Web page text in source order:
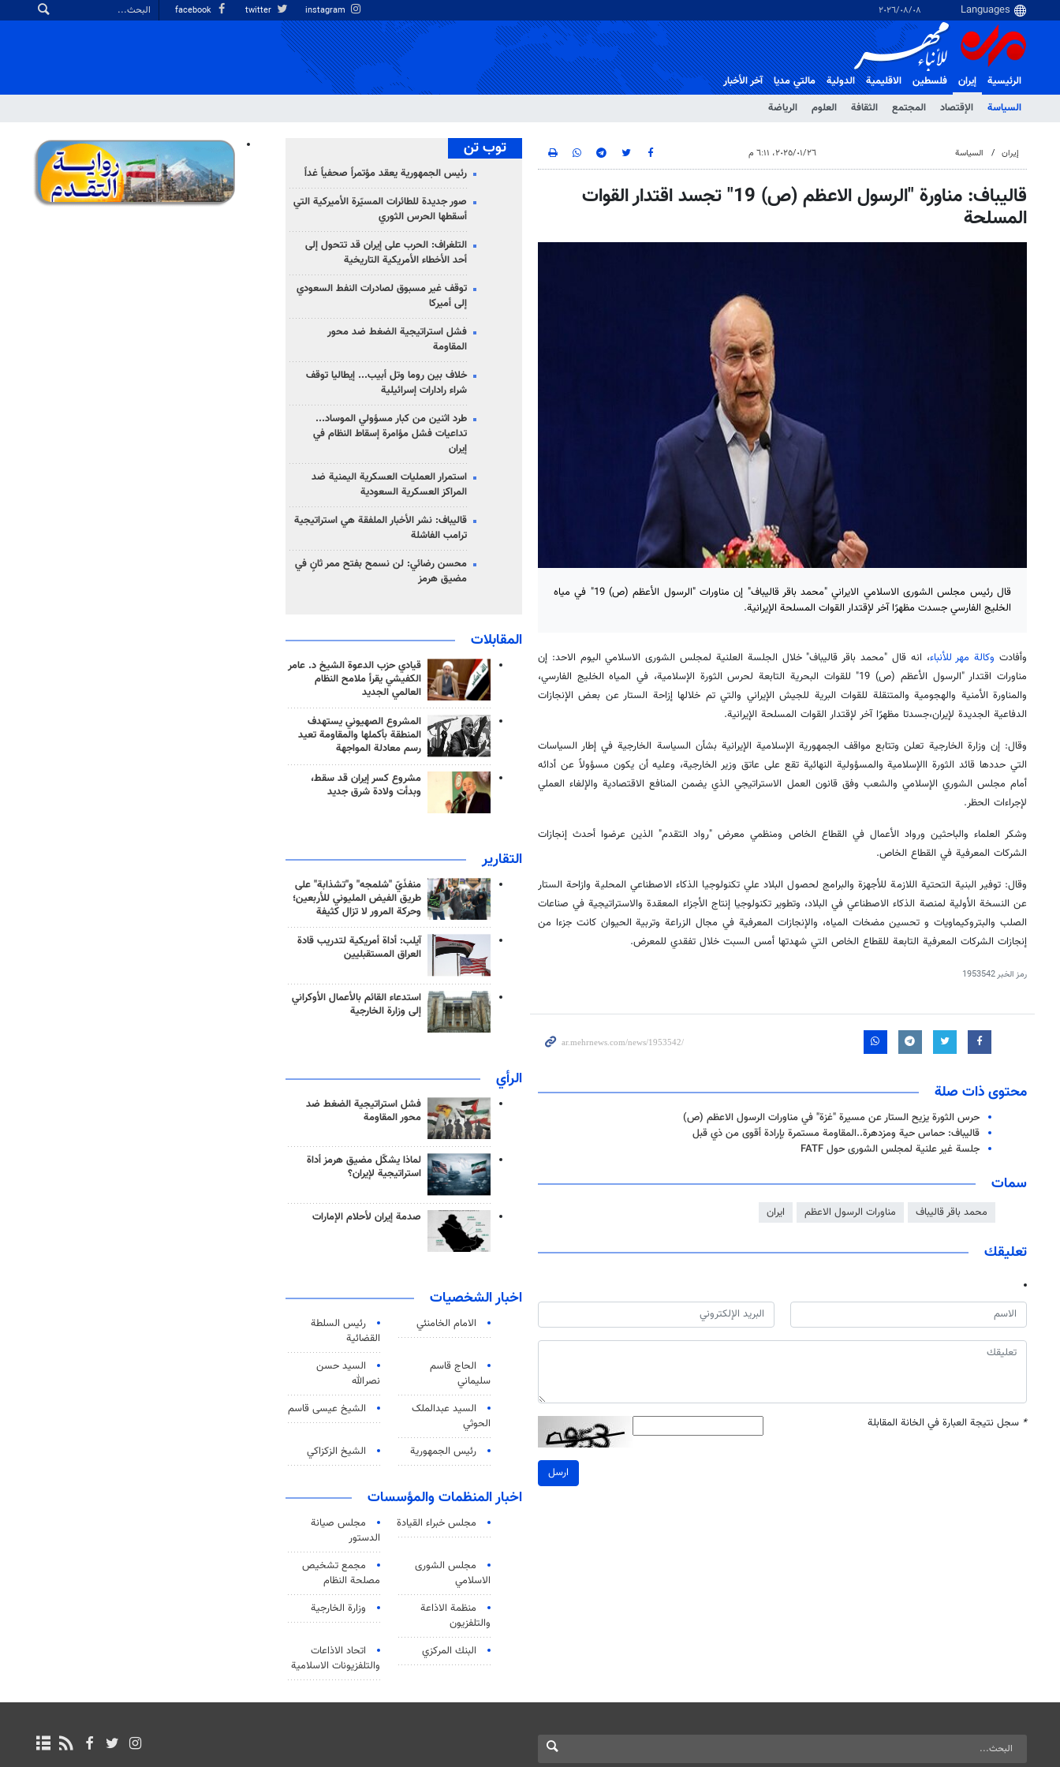
٠٨‏/٠٨‏/٢٠٢٦
الرئيسية
إيران
السياسة
الإقتصاد المجتمع الثقافة العلوم الرياضة
فلسطین الاقلیمیة الدولية مالتي مدیا آخر الأخبار
إيران السياسة ٢٦‏/٠١‏/٢٠٢٥، ٦:١١ م
قاليباف: مناورة "الرسول الاعظم (ص) 19" تجسد اقتدار القوات
المسلحة
قال رئيس مجلس الشورى الاسلامي الايراني "محمد باقر قاليباف" إن مناورات "الرسول الأعظم (ص) 19" في مياه
الخليج الفارسي جسدت مظهرًا آخر لإقتدار القوات المسلحة الإيرانية.
وأفادت وكالة مهر للأنباء، انه قال "محمد باقر قاليباف" خلال الجلسة العلنية لمجلس الشورى الاسلامي اليوم الاحد: إن
مناورات اقتدار "الرسول الأعظم (ص) 19" للقوات البحرية التابعة لحرس الثورة الإسلامية، في المياه الخليج الفارسي،
والمناورة الأمنية والهجومية والمتنقلة للقوات البرية للجيش الإيراني والتي تم خلالها إزاحة الستار عن بعض الإنجازات
الدفاعية الجديدة لإيران،جسدتا مظهرًا آخر لإقتدار القوات المسلحة الإيرانية.
وقال: إن وزارة الخارجية تعلن وتتابع مواقف الجمهورية الإسلامية الإيرانية بشأن السياسة الخارجية في إطار السياسات
التي حددها قائد الثورة االإسلامية والمسؤولية النهائية تقع على عاتق وزير الخارجية، وعليه أن يكون مسؤولاً عن أدائه
أمام مجلس الشوري الإسلامي والشعب وفق قانون العمل الاستراتيجي الذي يضمن المنافع الاقتصادية والإلغاء العملي
لإجراءات الحظر.
وشكر العلماء والباحثين ورواد الأعمال في القطاع الخاص ومنظمي معرض "رواد التقدم" الذين عرضوا أحدث إنجازات
الشركات المعرفية في القطاع الخاص.
وقال: توفير البنية التحتية اللازمة للأجهزة والبرامج لحصول البلاد علي تكنولوجيا الذكاء الاصطناعي المحلية وازاحة الستار
عن النسخة الأولية لمنصة الذكاء الاصطناعي في البلاد، وتطوير تكنولوجيا إنتاج الأجزاء المعقدة والاستراتيجية في صناعات
الصلب والبتروكيماويات و تحسين مضخات المياه، والإنجازات المعرفية في مجال الزراعة وتربية الحيوان كانت جزءا من
إنجازات الشركات المعرفية التابعة للقطاع الخاص التي شهدتها أمس السبت خلال تفقدي للمعرض.
رمز الخبر1953542
محتوى ذات صلة
حرس الثورة يزيح الستار عن مسيرة "غزة" في مناورات الرسول الاعظم (ص)
قاليباف: حماس حية ومزدهرة..المقاومة مستمرة بإرادة أقوى من ذي قبل
جلسة غير علنية لمجلس الشورى حول FATF
سمات
محمد باقر قاليباف مناورات الرسول الاعظم ايران
تعليقك
* سجل نتيجة العبارة في الخانة المقابلة
ارسل
توب تن
رئيس الجمهورية يعقد مؤتمراً صحفياً غداً
صور جديدة للطائرات المسيّرة الأميركية التي
أسقطها الحرس الثوري
التلغراف: الحرب على إيران قد تتحول إلى
أحد الأخطاء الأمريكية التاريخية
توقف غير مسبوق لصادرات النفط السعودي
إلى أميركا
فشل استراتيجية الضغط ضد محور
المقاومة
خلاف بين روما وتل أبيب... إيطاليا توقف
شراء رادارات إسرائيلية
طرد اثنين من كبار مسؤولي الموساد...
تداعيات فشل مؤامرة إسقاط النظام في
إيران
استمرار العمليات العسكرية اليمنية ضد
المراكز العسكرية السعودية
قاليباف: نشر الأخبار الملفقة هي استراتيجية
ترامب الفاشلة
محسن رضائي: لن نسمح بفتح ممر ثانٍ في
مضيق هرمز
المقابلات
قيادي حزب الدعوة الشيخ د. عامر
الكفيشي يقرأ ملامح النظام
العالمي الجديد
المشروع الصهيوني يستهدف
المنطقة بأكملها والمقاومة تعيد
رسم معادلة المواجهة
مشروع كسر إيران قد سقط،
وبدأت ولادة شرق جديد
التقارير
منفذَيّ "شلمجه" و"تشذابة" على
طريق الفيض المليوني للأربعين؛
وحركة المرور لا تزال كثيفة
آيلب: أداة أمريكية لتدريب قادة
العراق المستقبليين
استدعاء القائم بالأعمال الأوكراني
إلى وزارة الخارجية
الرأي
فشل استراتيجية الضغط ضد
محور المقاومة
لماذا يشكّل مضيق هرمز أداة
استراتيجية لإيران؟
صدمة إيران لأحلام الإمارات
اخبار الشخصيات
الامام الخامنئي
رئیس السلطة
القضائیة
الحاج قاسم
سليماني
السيد حسن
نصرالله
السید عبدالملک
الحوثي
الشيخ عيسى قاسم
رئيس الجمهورية الشيخ الزكزاكي
اخبار المنظمات والمؤسسات
مجلس خبراء القيادة
مجلس صيانة
الدستور
مجلس الشورى
الاسلامي
مجمع تشخيص
مصلحة النظام
منظمة الاذاعة
والتلفزیون
وزارة الخارجية
البنك المركزي
اتحاد الاذاعات
والتلفزيونات الاسلامية